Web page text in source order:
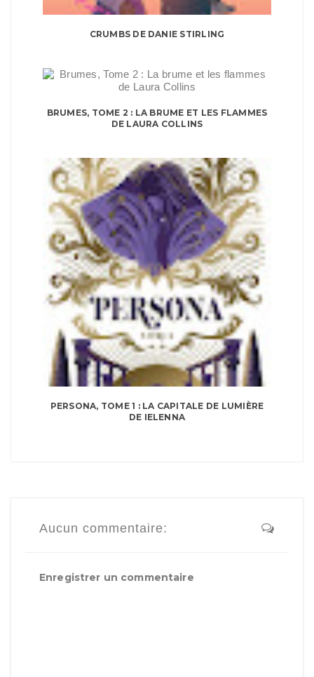
CRUMBS DE DANIE STIRLING
BRUMES, TOME 2 : LA BRUME ET LES FLAMMES
DE LAURA COLLINS
PERSONA, TOME 1 : LA CAPITALE DE LUMIÈRE
DE IELENNA
Aucun commentaire:
Enregistrer un commentaire